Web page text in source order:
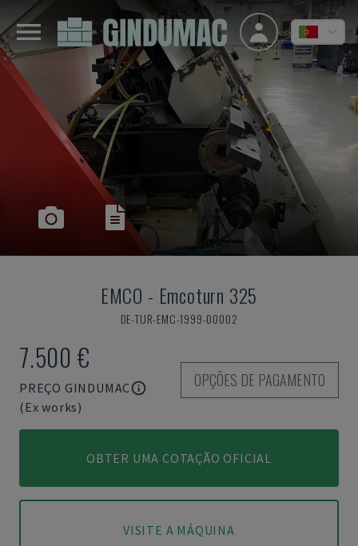
EMCO - Emcoturn 325
DE-TUR-EMC-1999-00002
7.500 €
PREÇO GINDUMAC
(Ex works)
OPÇÕES DE PAGAMENTO
OBTER UMA COTAÇÃO OFICIAL
VISITE A MÁQUINA